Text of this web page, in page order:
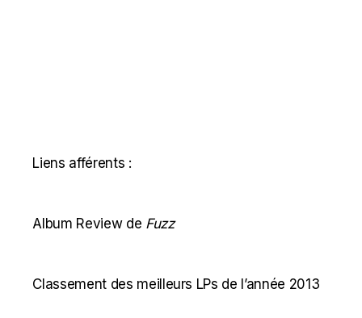
Liens afférents :
Album Review de Fuzz
Classement des meilleurs LPs de l’année 2013